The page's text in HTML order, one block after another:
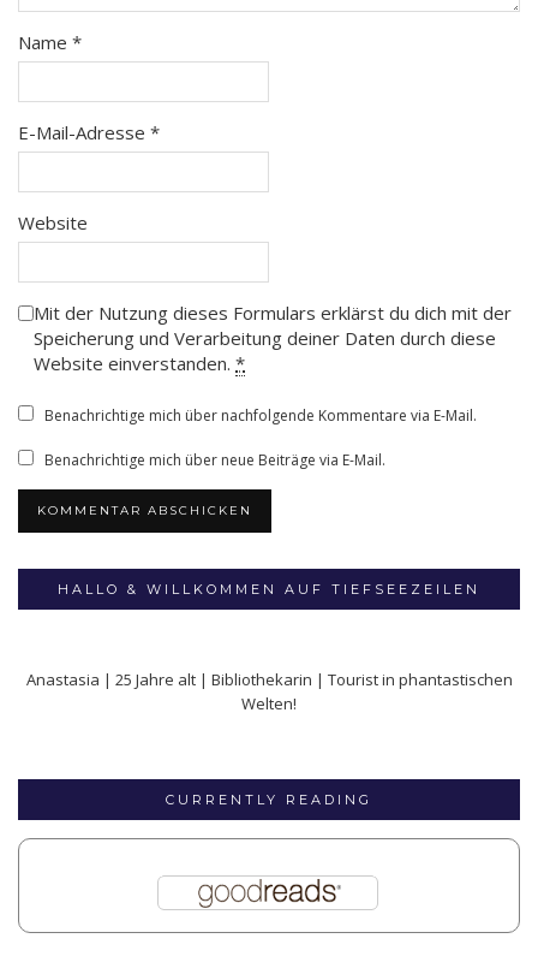
Name *
E-Mail-Adresse *
Website
Mit der Nutzung dieses Formulars erklärst du dich mit der
Speicherung und Verarbeitung deiner Daten durch diese
Website einverstanden. *
Benachrichtige mich über nachfolgende Kommentare via E-Mail.
Benachrichtige mich über neue Beiträge via E-Mail.
HALLO & WILLKOMMEN AUF TIEFSEEZEILEN
Anastasia | 25 Jahre alt | Bibliothekarin | Tourist in phantastischen
Welten!
CURRENTLY READING